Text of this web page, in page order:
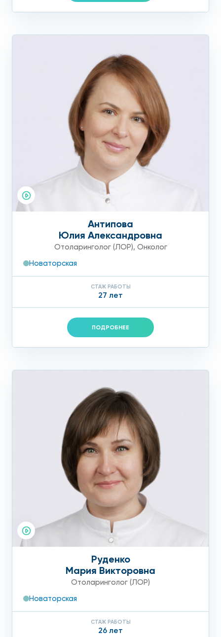
Антипова
Юлия Александровна
Отоларинголог (ЛОР), Онколог
Новаторская
СТАЖ РАБОТЫ
27 лет
ПОДРОБНЕЕ
Руденко
Мария Викторовна
Отоларинголог (ЛОР)
Новаторская
СТАЖ РАБОТЫ
26 лет